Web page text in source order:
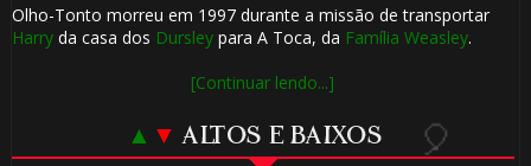
Olho-Tonto morreu em 1997 durante a missão de transportar
Harryda casa dos Dursleypara A Toca, da Família Weasley.
[Continuar lendo...]
▲ ▼ ALTOS E BAIXOS